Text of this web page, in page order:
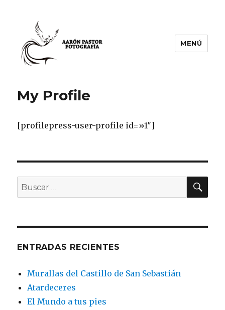
MENÚ
My Profile
[profilepress-user-profile id=»1″]
Buscar
por:
ENTRADAS RECIENTES
Murallas del Castillo de San Sebastián
Atardeceres
El Mundo a tus pies